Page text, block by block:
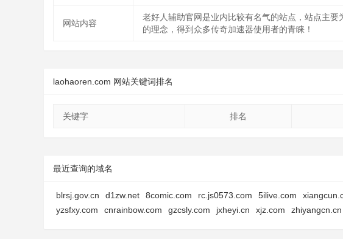
网站内容
老好人辅助官网是业内比较有名气的站点，站点主
的理念，得到众多传奇加速器使用者的青睐！
laohaoren.com 网站关键词排名
关键字 排名
最近查询的域名
blrsj.gov.cn d1zw.net 8comic.com rc.js0573.com 5ilive.com
yzsfxy.com
cnrainbow.com gzcsly.com jxheyi.cn xjz.com zhiyangcn.cn